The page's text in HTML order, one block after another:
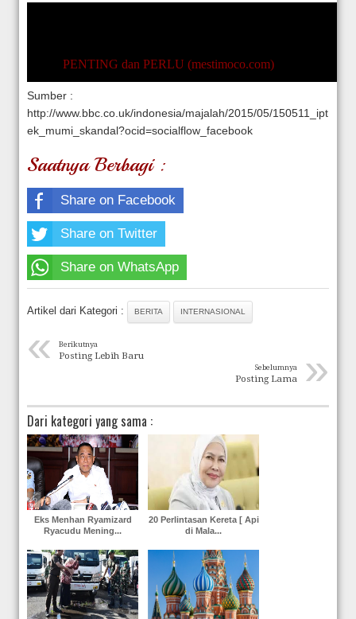
PENTING dan PERLU (mestimoco.com)
Sumber :
http://www.bbc.co.uk/indonesia/majalah/2015/05/150511_ipt
ek_mumi_skandal?ocid=socialflow_facebook
Saatnya Berbagi :
Share on Facebook
Share on Twitter
Share on WhatsApp
Artikel dari Kategori : BERITA INTERNASIONAL
« Berikutnya
Posting Lebih Baru »
Sebelumnya
Posting Lama
Dari kategori yang sama :
Eks Menhan Ryamizard
Ryacudu Mening...
20 Perlintasan Kereta [ Api
di Mala...